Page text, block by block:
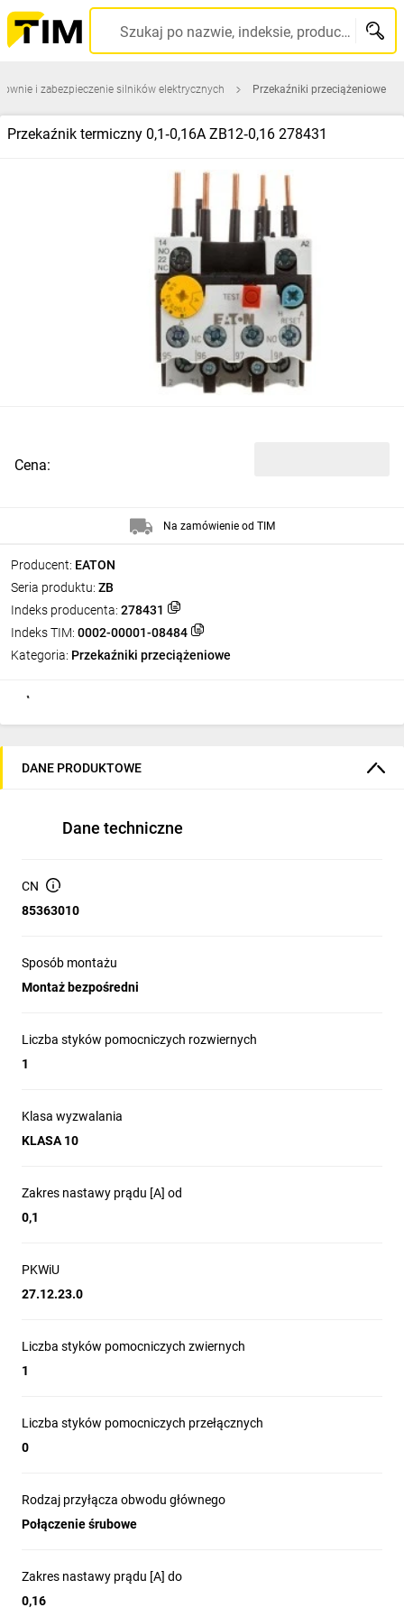
Szukaj po nazwie, indeksie, producencie, kodzie kreskowym...
i zabezpieczenie silników elektrycznych Przekaźniki przeciążeniowe
Przekaźnik termiczny 0,1‑0,16A ZB12‑0,16 278431
Producent: EATON
Seria produktu: ZB
Indeks producenta: 278431
Indeks TIM: 0002-00001-08484
Kategoria: Przekaźniki przeciążeniowe
Cena:
Na zamówienie od TIM
DANE PRODUKTOWE
Dane techniczne
CN
85363010
Sposób montażu
Montaż bezpośredni
Liczba styków pomocniczych rozwiernych
1
Klasa wyzwalania
KLASA 10
Zakres nastawy prądu [A] od
0,1
PKWiU
27.12.23.0
Liczba styków pomocniczych zwiernych
1
Liczba styków pomocniczych przełącznych
0
Rodzaj przyłącza obwodu głównego
Połączenie śrubowe
Zakres nastawy prądu [A] do
0,16